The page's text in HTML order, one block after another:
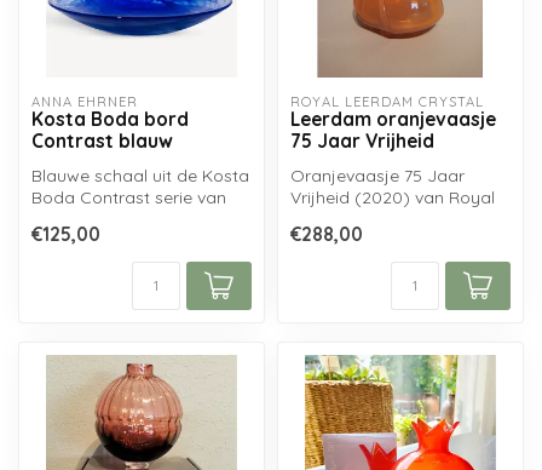
ANNA EHRNER
Kosta Boda bord
Contrast blauw
Blauwe schaal uit de Kosta
Boda Contrast serie van
uit ...
€125,00
ROYAL LEERDAM CRYSTAL
Leerdam oranjevaasje
75 Jaar Vrijheid
Oranjevaasje 75 Jaar
Vrijheid (2020) van Royal
ontworpen door H...
€288,00